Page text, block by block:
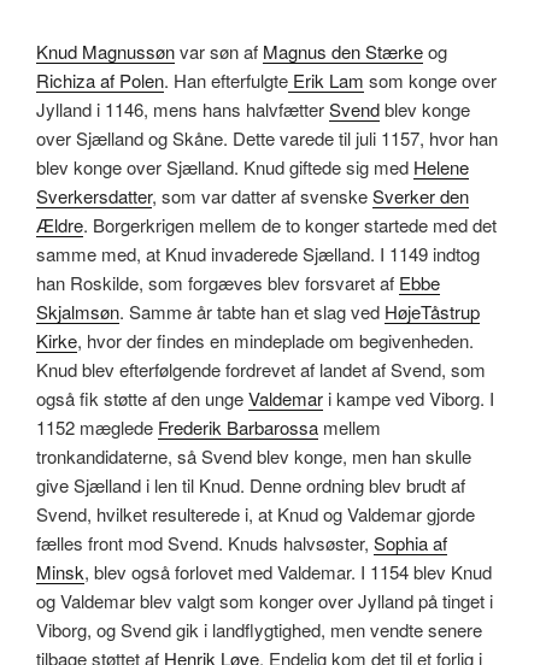
Knud Magnussønvar søn af Magnus den Stærkeog
Richiza af Polen. Han efterfulgte Erik Lam som konge over
Jylland i 1146, mens hans halvfætterSvendblev konge
over Sjælland og Skåne. Dette varede til juli 1157, hvor han
blev konge over Sjælland. Knud giftede sig med Helene
Sverkersdatter, som var datter af svenskeSverker den
Ældre. Borgerkrigen mellem de to konger startede med det
samme med, at Knud invaderede Sjælland. I 1149 indtog
han Roskilde, som forgæves blev forsvaret af Ebbe
Skjalmsøn. Samme år tabte han et slag ved HøjeTåstrup
Kirke, hvor der findes en mindeplade om begivenheden.
Knud blev efterfølgende fordrevet af landet af Svend, som
også fik støtte af den ungeValdemar i kampe ved Viborg. I
1152 mæglede Frederik Barbarossa mellem
tronkandidaterne, så Svend blev konge, men han skulle
give Sjælland i len til Knud. Denne ordning blev brudt af
Svend, hvilket resulterede i, at Knud og Valdemar gjorde
fælles front mod Svend. Knuds halvsøster, Sophia af
Minsk, blev også forlovet med Valdemar. I 1154 blev Knud
og Valdemar blev valgt som konger over Jylland på tinget i
Viborg, og Svend gik i landflygtighed, men vendte senere
tilbage støttet af Henrik Løve. Endelig kom det til et forlig i